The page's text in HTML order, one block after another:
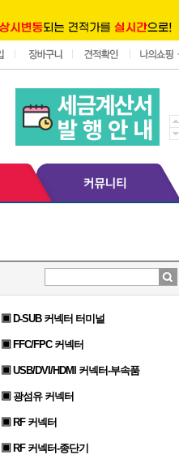
▣ D-SUB 커넥터 터미널
▣ FFC/FPC 커넥터
▣ USB/DVI/HDMI 커넥터-부속품
▣ 광섬유 커넥터
▣ RF 커넥터
▣ RF 커넥터-종단기